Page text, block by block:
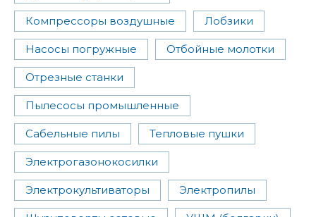
Компрессоры воздушные Лобзики
Насосы погружные Отбойные молотки
Отрезные станки
Пылесосы промышленные
Сабельные пилы Тепловые пушки
Электрогазонокосилки
Электрокультиваторы Электропилы